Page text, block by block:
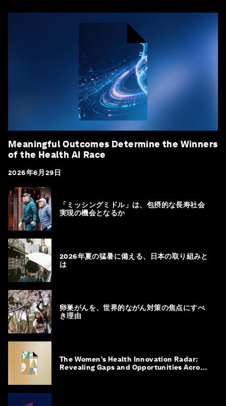
Meaningful Outcomes Determine the Winners
of the Health AI Race
2026年6月29日
「ミッシングミドル」は、包摂的な長寿社会
実現の機会となるか
2026年夏の猛暑に備える、日本の取り組みと
は
卵巣がんを、世界的ながん対策の焦点にすべ
き理由
The Women’s Health Innovation Radar:
Revealing Gaps and Opportunities Across